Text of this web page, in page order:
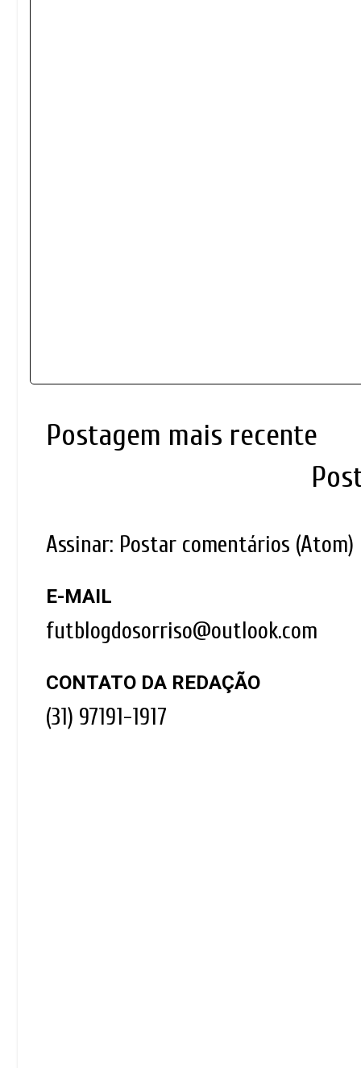
Postagem mais recente
Assinar: Postar comentários (Atom)
E-MAIL
futblogdosorriso@outlook.com
CONTATO DA REDAÇÃO
(31) 97191-1917